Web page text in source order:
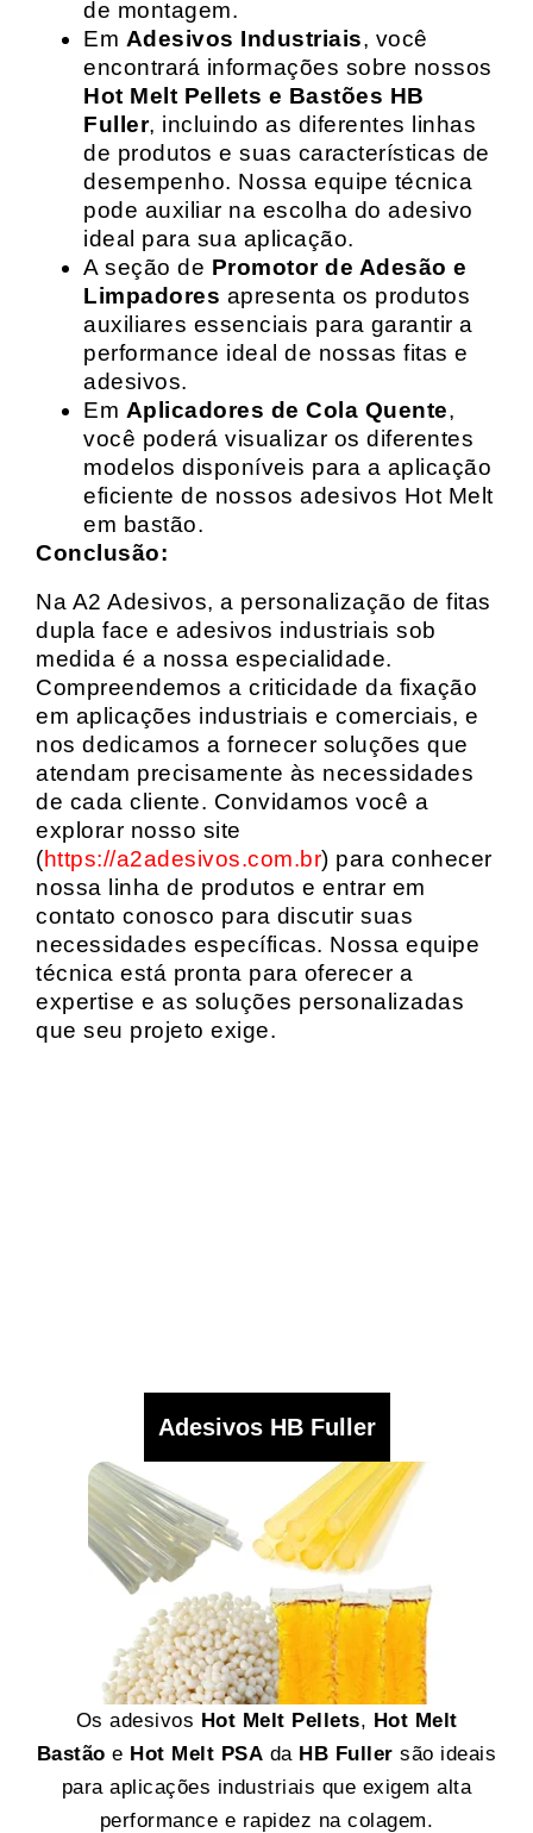
de montagem.
Em Adesivos Industriais, você
encontrará informações sobre nossos
Hot Melt Pellets e Bastões HB
Fuller, incluindo as diferentes linhas
de produtos e suas características de
desempenho. Nossa equipe técnica
pode auxiliar na escolha do adesivo
ideal para sua aplicação.
A seção de Promotor de Adesão e
Limpadores apresenta os produtos
auxiliares essenciais para garantir a
performance ideal de nossas fitas e
adesivos.
Em Aplicadores de Cola Quente,
você poderá visualizar os diferentes
modelos disponíveis para a aplicação
eficiente de nossos adesivos Hot Melt
em bastão.
Conclusão:
Na A2 Adesivos, a personalização de fitas
dupla face e adesivos industriais sob
medida é a nossa especialidade.
Compreendemos a criticidade da fixação
em aplicações industriais e comerciais, e
nos dedicamos a fornecer soluções que
atendam precisamente às necessidades
de cada cliente. Convidamos você a
explorar nosso site
(https://a2adesivos.com.br) para conhecer
nossa linha de produtos e entrar em
contato conosco para discutir suas
necessidades específicas. Nossa equipe
técnica está pronta para oferecer a
expertise e as soluções personalizadas
que seu projeto exige.
Adesivos HB Fuller
Os adesivos Hot Melt Pellets, Hot Melt
Bastão e Hot Melt PSA da HB Fuller são ideais
para aplicações industriais que exigem alta
performance e rapidez na colagem.